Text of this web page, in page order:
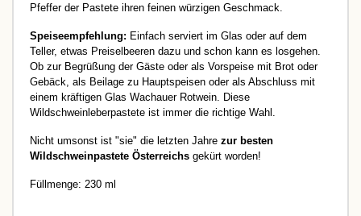
Pfeffer der Pastete ihren feinen würzigen Geschmack.
Speiseempfehlung: Einfach serviert im Glas oder auf dem
Teller, etwas Preiselbeeren dazu und schon kann es losgehen.
Ob zur Begrüßung der Gäste oder als Vorspeise mit Brot oder
Gebäck, als Beilage zu Hauptspeisen oder als Abschluss mit
einem kräftigen Glas Wachauer Rotwein. Diese
Wildschweinleberpastete ist immer die richtige Wahl.
Nicht umsonst ist "sie" die letzten Jahre zur besten
Wildschweinpastete Österreichs gekürt worden!
Füllmenge: 230 ml